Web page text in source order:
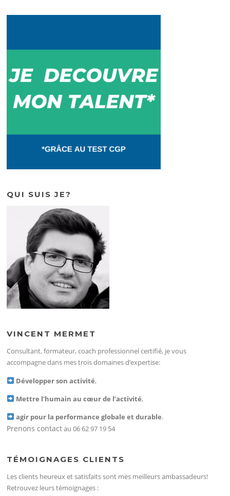
o
k
n
QUI SUIS JE?
VINCENT MERMET
Consultant, formateur, coach professionnel certifié, je vous
accompagne dans mes trois domaines d’expertise:
Développer son activité,
Mettre l’humain au cœur de l’activité,
agir pour la performance globale et durable.
Prenons contactau 06 62 97 19 54
TÉMOIGNAGES CLIENTS
Les clients heureux et satisfaits sont mes meilleurs ambassadeurs!
Retrouvez leurs témoignages :